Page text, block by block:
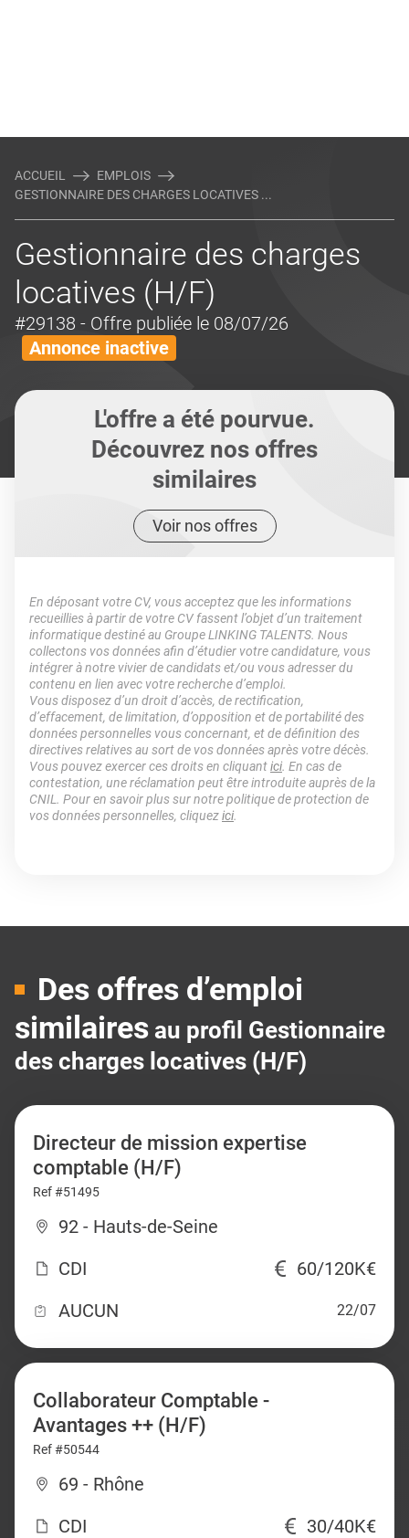
ACCUEIL
EMPLOIS
GESTIONNAIRE DES CHARGES LOCATIVES ...
Gestionnaire des charges
locatives (H/F)
#29138 - Offre publiée le 08/07/26
Annonce inactive
L'offre a été pourvue.
Découvrez nos offres
similaires
Voir nos offres
En déposant votre CV, vous acceptez que les informations
recueillies à partir de votre CV fassent l’objet d’un traitement
informatique destiné au Groupe LINKING TALENTS. Nous
collectons vos données afin d’étudier votre candidature, vous
intégrer à notre vivier de candidats et/ou vous adresser du
contenu en lien avec votre recherche d’emploi.
Vous disposez d’un droit d’accès, de rectification,
d’effacement, de limitation, d’opposition et de portabilité des
données personnelles vous concernant, et de définition des
directives relatives au sort de vos données après votre décès.
Vous pouvez exercer ces droits en cliquantici. En cas de
contestation, une réclamation peut être introduite auprès de la
CNIL. Pour en savoir plus sur notre politique de protection de
vos données personnelles, cliquezici.
Des offres d’emploi
similaires au profil Gestionnaire
des charges locatives (H/F)
Directeur de mission expertise
comptable (H/F)
Ref #51495
92 - Hauts-de-Seine
CDI
60/120K€
AUCUN
22/07
Collaborateur Comptable -
Avantages ++ (H/F)
Ref #50544
69 - Rhône
CDI
30/40K€